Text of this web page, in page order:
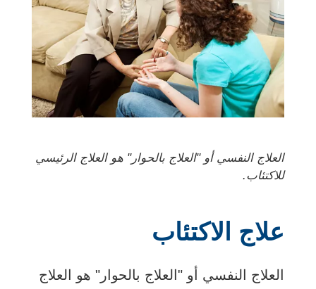
العلاج النفسي أو "العلاج بالحوار" هو العلاج الرئيسي
للاكتئاب.
علاج الاكتئاب
العلاج النفسي أو "العلاج بالحوار" هو العلاج